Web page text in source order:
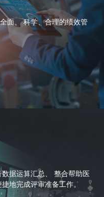
面、 科学、合理的绩效管
据运算汇总、 整合帮助医
地完成评审准备工作。